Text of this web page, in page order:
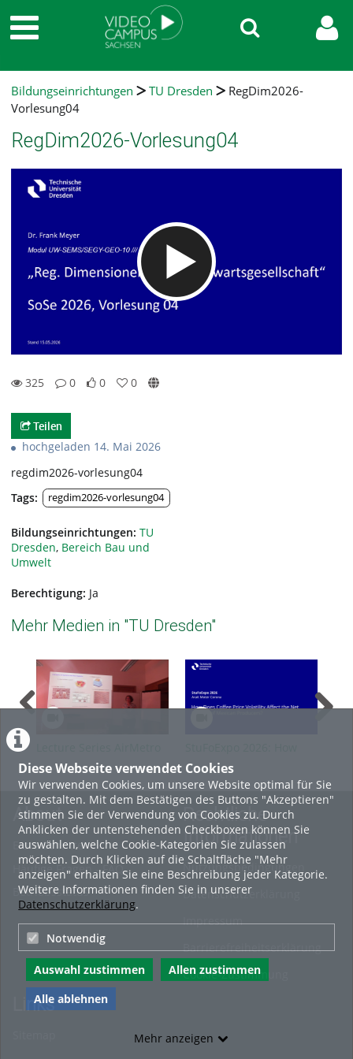
Diese Webseite verwendet Cookies
Wir verwenden Cookies, um unsere Website optimal für Sie
zu gestalten. Mit dem Bestätigen des Buttons "Akzeptieren"
stimmen Sie der Verwendung von Cookies zu. Durch
Anklicken der untenstehenden Checkboxen können Sie
auswählen, welche Cookie-Kategorien Sie zulassen
möchten. Durch Klicken auf die Schaltfläche "Mehr
anzeigen" erhalten Sie eine Beschreibung jeder Kategorie.
Weitere Informationen finden Sie in unserer
Datenschutzerklärung.
Notwendig
Auswahl zustimmen
Allen zustimmen
Alle ablehnen
Mehr anzeigen
Bildungseinrichtungen TU Dresden
RegDim2026-
Vorlesung04
RegDim2026-Vorlesung04
325
0
0
0
Teilen
hochgeladen 14. Mai 2026
regdim2026-vorlesung04
Tags:
regdim2026-vorlesung04
Bildungseinrichtungen: TU
Dresden, Bereich Bau und
Umwelt
Berechtigung: Ja
Mehr Medien in "TU Dresden"
SS2026 Guest A.
Guehnemann
Does Coffee Price
Volatility Affect the Net
Income of Mexican
Producers?
About
Erste Schritte
Häufige Fragen - FAQ
Betriebsstatus
Rechtliche
Informationen
Nutzungsbedingungen
Datenschutzerklärung
Impressum
Barrierefreiheitserklärung
Cookie-Zustimmung
Links